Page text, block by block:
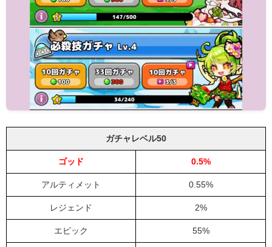
ガチャレベル50
ゴッド 0.5%
アルティメット 0.55%
レジェンド 2%
エピック 55%